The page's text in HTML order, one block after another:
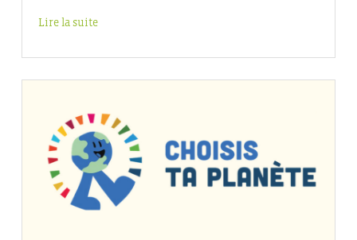
Lire la suite